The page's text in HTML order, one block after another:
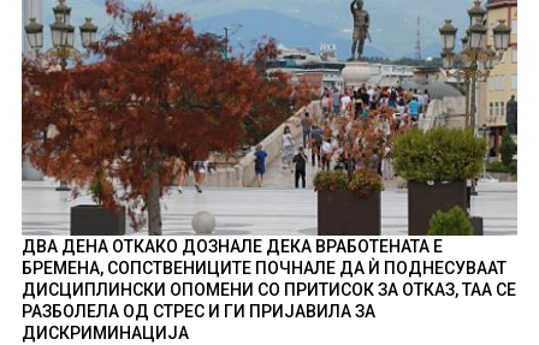
ДВА ДЕНА ОТКАКО ДОЗНАЛЕ ДЕКА ВРАБОТЕНАТА Е
БРЕМЕНА, СОПСТВЕНИЦИТЕ ПОЧНАЛЕ ДА Ѝ ПОДНЕСУВААТ
ДИСЦИПЛИНСКИ ОПОМЕНИ СО ПРИТИСОК ЗА ОТКАЗ, ТАА СЕ
РАЗБОЛЕЛА ОД СТРЕС И ГИ ПРИЈАВИЛА ЗА
ДИСКРИМИНАЦИЈА